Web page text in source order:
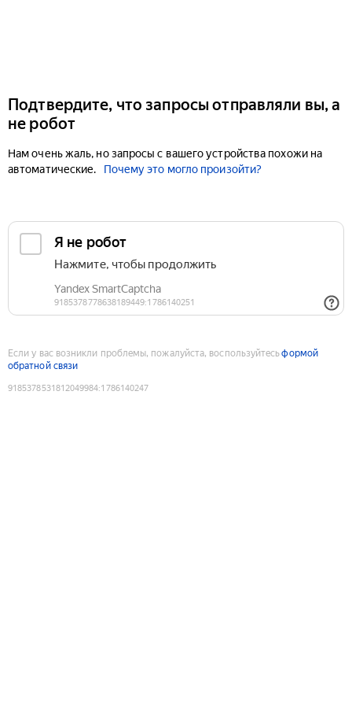
Подтвердите, что запросы отправляли вы, а
не робот
Нам очень жаль, но запросы с вашего устройства похожи на
автоматические.
Почему это могло произойти?
Если у вас возникли проблемы, пожалуйста, воспользуйтесьформой
обратной связи
9185378531812049984:1786140247